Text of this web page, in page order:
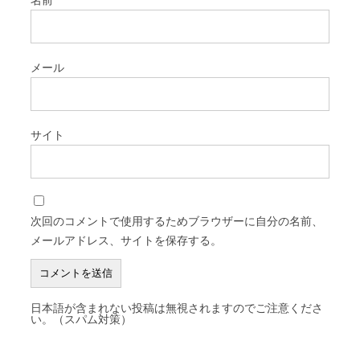
メール
サイト
次回のコメントで使用するためブラウザーに自分の名前、
メールアドレス、サイトを保存する。
日本語が含まれない投稿は無視されますのでご注意くださ
い。（スパム対策）